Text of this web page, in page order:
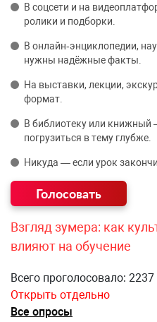
В соцсети и на
ролики и подборки.
В онлайн‑энциклопедии,
нужны надёжные факты.
На выставки, лекции,
формат.
В библиотеку или книжный
погрузиться в тему глубже.
Никуда — если урок
Взгляд зумера: как
влияют на обучение
Всего проголосовало: 2237
Открыть отдельно
Все опросы